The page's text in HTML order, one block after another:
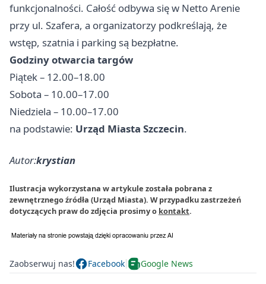
funkcjonalności. Całość odbywa się w Netto Arenie
przy ul. Szafera, a organizatorzy podkreślają, że
wstęp, szatnia i parking są bezpłatne.
Godziny otwarcia targów
Piątek – 12.00–18.00
Sobota – 10.00–17.00
Niedziela – 10.00–17.00
na podstawie: Urząd Miasta Szczecin.
Autor:krystian
Ilustracja wykorzystana w artykule została pobrana z
zewnętrznego źródła (Urząd Miasta). W przypadku zastrzeżeń
dotyczących praw do zdjęcia prosimy o kontakt.
Zaobserwuj nas! Facebook Google News